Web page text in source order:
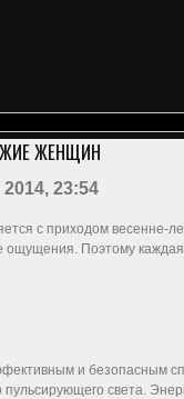
ЖЕНЩИН
23:54
с приходом весенне-
Поэтому
и безопасным
света.